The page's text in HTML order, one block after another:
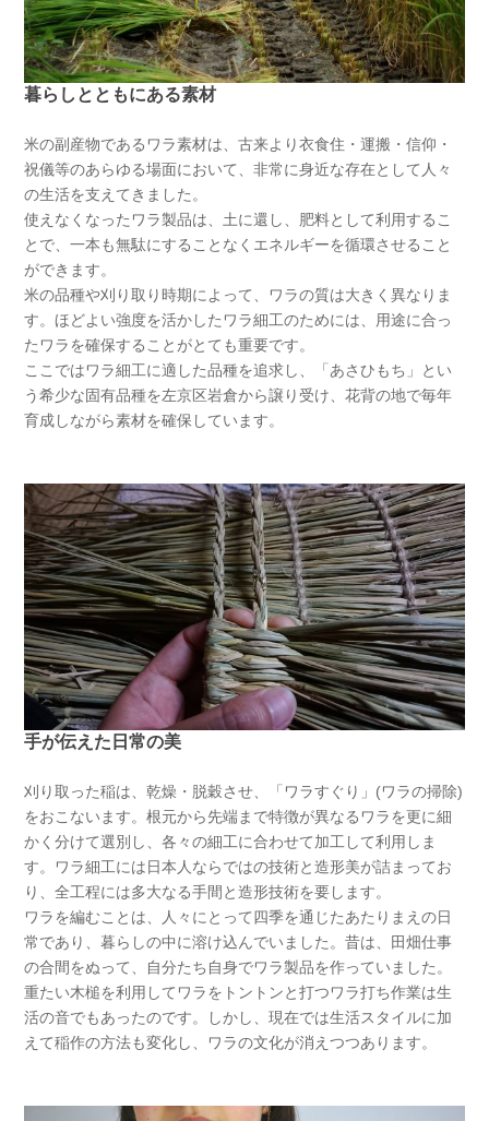
暮らしとともにある素材
米の副産物であるワラ素材は、古来より衣食住・運搬・信仰・
祝儀等のあらゆる場面において、非常に身近な存在として人々
の生活を支えてきました。
使えなくなったワラ製品は、土に還し、肥料として利用するこ
とで、一本も無駄にすることなくエネルギーを循環させること
ができます。
米の品種や刈り取り時期によって、ワラの質は大きく異なりま
す。ほどよい強度を活かしたワラ細工のためには、用途に合っ
たワラを確保することがとても重要です。
ここではワラ細工に適した品種を追求し、「あさひもち」とい
う希少な固有品種を左京区岩倉から譲り受け、花背の地で毎年
育成しながら素材を確保しています。
手が伝えた日常の美
刈り取った稲は、乾燥・脱穀させ、「ワラすぐり」(ワラの掃除)
をおこないます。根元から先端まで特徴が異なるワラを更に細
かく分けて選別し、各々の細工に合わせて加工して利用しま
す。ワラ細工には日本人ならではの技術と造形美が詰まってお
り、全工程には多大なる手間と造形技術を要します。
ワラを編むことは、人々にとって四季を通じたあたりまえの日
常であり、暮らしの中に溶け込んでいました。昔は、田畑仕事
の合間をぬって、自分たち自身でワラ製品を作っていました。
重たい木槌を利用してワラをトントンと打つワラ打ち作業は生
活の音でもあったのです。しかし、現在では生活スタイルに加
えて稲作の方法も変化し、ワラの文化が消えつつあります。